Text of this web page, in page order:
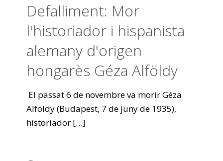
Defalliment: Mor
l'historiador i hispanista
alemany d'origen
hongarès Géza Alföldy
El passat 6 de novembre va morir Géza
Alföldy (Budapest, 7 de juny de 1935),
historiador […]